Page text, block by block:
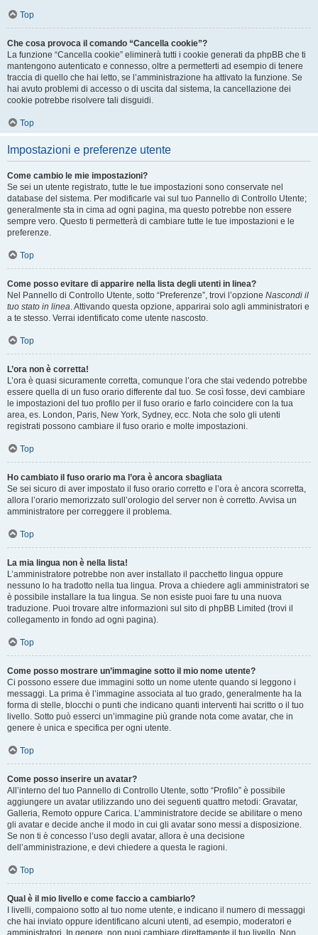
Top
Che cosa provoca il comando “Cancella cookie”?
La funzione “Cancella cookie” eliminerà tutti i cookie generati da phpBB che ti
mantengono autenticato e connesso, oltre a permetterti ad esempio di tenere
traccia di quello che hai letto, se l’amministrazione ha attivato la funzione. Se
hai avuto problemi di accesso o di uscita dal sistema, la cancellazione dei
cookie potrebbe risolvere tali disguidi.
Top
Impostazioni e preferenze utente
Come cambio le mie impostazioni?
Se sei un utente registrato, tutte le tue impostazioni sono conservate nel
database del sistema. Per modificarle vai sul tuo Pannello di Controllo Utente;
generalmente sta in cima ad ogni pagina, ma questo potrebbe non essere
sempre vero. Questo ti permetterà di cambiare tutte le tue impostazioni e le
preferenze.
Top
Come posso evitare di apparire nella lista degli utenti in linea?
Nel Pannello di Controllo Utente, sotto “Preferenze”, trovi l’opzione Nascondi il
tuo stato in linea. Attivando questa opzione, apparirai solo agli amministratori e
a te stesso. Verrai identificato come utente nascosto.
Top
L’ora non è corretta!
L’ora è quasi sicuramente corretta, comunque l’ora che stai vedendo potrebbe
essere quella di un fuso orario differente dal tuo. Se così fosse, devi cambiare
le impostazioni del tuo profilo per il fuso orario e farlo coincidere con la tua
area, es. London, Paris, New York, Sydney, ecc. Nota che solo gli utenti
registrati possono cambiare il fuso orario e molte impostazioni.
Top
Ho cambiato il fuso orario ma l’ora è ancora sbagliata
Se sei sicuro di aver impostato il fuso orario corretto e l’ora è ancora scorretta,
allora l’orario memorizzato sull’orologio del server non è corretto. Avvisa un
amministratore per correggere il problema.
Top
La mia lingua non è nella lista!
L’amministratore potrebbe non aver installato il pacchetto lingua oppure
nessuno lo ha tradotto nella tua lingua. Prova a chiedere agli amministratori se
è possibile installare la tua lingua. Se non esiste puoi fare tu una nuova
traduzione. Puoi trovare altre informazioni sul sito di phpBB Limited (trovi il
collegamento in fondo ad ogni pagina).
Top
Come posso mostrare un’immagine sotto il mio nome utente?
Ci possono essere due immagini sotto un nome utente quando si leggono i
messaggi. La prima è l’immagine associata al tuo grado, generalmente ha la
forma di stelle, blocchi o punti che indicano quanti interventi hai scritto o il tuo
livello. Sotto può esserci un’immagine più grande nota come avatar, che in
genere è unica e specifica per ogni utente.
Top
Come posso inserire un avatar?
All’interno del tuo Pannello di Controllo Utente, sotto “Profilo” è possibile
aggiungere un avatar utilizzando uno dei seguenti quattro metodi: Gravatar,
Galleria, Remoto oppure Carica. L’amministratore decide se abilitare o meno
gli avatar e decide anche il modo in cui gli avatar sono messi a disposizione.
Se non ti è concesso l’uso degli avatar, allora è una decisione
dell’amministrazione, e devi chiedere a questa le ragioni.
Top
Qual è il mio livello e come faccio a cambiarlo?
I livelli, compaiono sotto al tuo nome utente, e indicano il numero di messaggi
che hai inviato oppure identificano alcuni utenti, ad esempio, moderatori e
amministratori. In genere, non puoi cambiare direttamente il tuo livello. Non